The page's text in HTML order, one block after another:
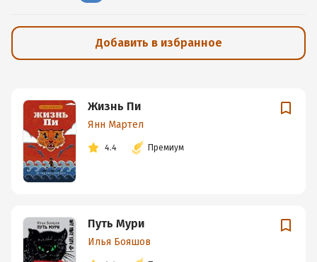
Добавить в избранное
Жизнь Пи
Янн Мартел
4.4 Премиум
Путь Мури
Илья Бояшов